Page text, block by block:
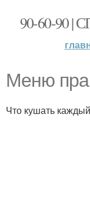
90-60-90
Меню
Что кушать